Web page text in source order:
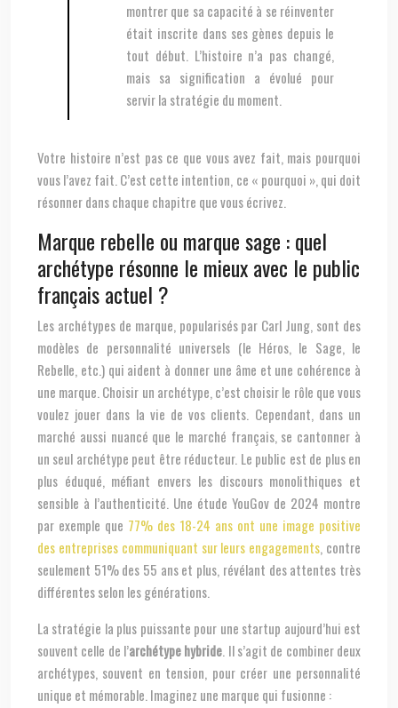
montrer que sa capacité à se réinventer
était inscrite dans ses gènes depuis le
tout début. L’histoire n’a pas changé,
mais sa signification a évolué pour
servir la stratégie du moment.
Votre histoire n’est pas ce que vous avez fait, mais pourquoi
vous l’avez fait. C’est cette intention, ce « pourquoi », qui doit
résonner dans chaque chapitre que vous écrivez.
Marque rebelle ou marque sage : quel
archétype résonne le mieux avec le public
français actuel ?
Les archétypes de marque, popularisés par Carl Jung, sont des
modèles de personnalité universels (le Héros, le Sage, le
Rebelle, etc.) qui aident à donner une âme et une cohérence à
une marque. Choisir un archétype, c’est choisir le rôle que vous
voulez jouer dans la vie de vos clients. Cependant, dans un
marché aussi nuancé que le marché français, se cantonner à
un seul archétype peut être réducteur. Le public est de plus en
plus éduqué, méfiant envers les discours monolithiques et
sensible à l’authenticité. Une étude YouGov de 2024 montre
par exemple que 77% des 18-24 ans ont une image positive
des entreprises communiquant sur leurs engagements , contre
seulement 51% des 55 ans et plus, révélant des attentes très
différentes selon les générations.
La stratégie la plus puissante pour une startup aujourd’hui est
souvent celle de l’archétype hybride . Il s’agit de combiner deux
archétypes, souvent en tension, pour créer une personnalité
unique et mémorable. Imaginez une marque qui fusionne :